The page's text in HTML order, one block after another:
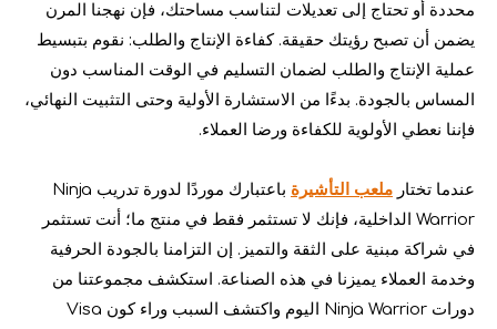
محددة أو تحتاج إلى تعديلات لتناسب مساحتك، فإن نهجنا المرن
يضمن أن تصبح رؤيتك حقيقة. كفاءة الإنتاج والطلب: نقوم بتبسيط
عملية الإنتاج والطلب لضمان التسليم في الوقت المناسب دون
المساس بالجودة. بدءًا من الاستشارة الأولية وحتى التثبيت النهائي،
فإننا نعطي الأولوية للكفاءة ورضا العملاء.
عندما تختار ملعب التأشيرة
باعتبارك موردًا لدورة تدريب Ninja
Warrior الداخلية، فإنك لا تستثمر فقط في منتج ما؛ أنت تستثمر
في شراكة مبنية على الثقة والتميز. إن التزامنا بالجودة الحرفية
وخدمة العملاء يميزنا في هذه الصناعة. استكشف مجموعتنا من
دورات Ninja Warrior اليوم واكتشف السبب وراء كون Visa